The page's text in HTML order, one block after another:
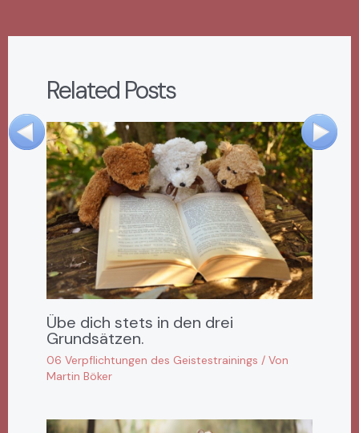
Related Posts
Übe dich stets in den drei
Grundsätzen.
06 Verpflichtungen des Geistestrainings / Von
Martin Böker